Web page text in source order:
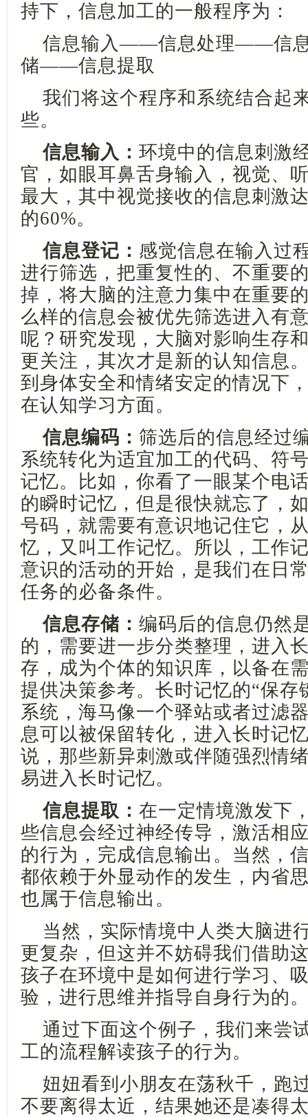
持下，信息加工的一般程序为：
信息输入——信息处理——信
储——信息提取
我们将这个程序和系统结合起
些。
信息输入： 环境中的信息刺激
官，如眼耳鼻舌身输入，视觉、
最大，其中视觉接收的信息刺激
的60%。
信息登记： 感觉信息在输入过
进行筛选，把重复性的、不重要
掉，将大脑的注意力集中在重要
么样的信息会被优先筛选进入有
呢？研究发现，大脑对影响生存
更关注，其次才是新的认知信息
到身体安全和情绪安定的情况下
在认知学习方面。
信息编码： 筛选后的信息经过
系统转化为适宜加工的代码、符
记忆。比如，你看了一眼某个电
的瞬时记忆，但是很快就忘了，
号码，就需要有意识地记住它，
忆，又叫工作记忆。所以，工作
意识的活动的开始，是我们在日
任务的必备条件。
信息存储： 编码后的信息仍然
的，需要进一步分类整理，进入
存，成为个体的知识库，以备在
提供决策参考。长时记忆的“保存
系统，海马像一个驿站或者过滤
息可以被保留转化，进入长时记
说，那些新异刺激或伴随强烈情
易进入长时记忆。
信息提取： 在一定情境激发下
些信息会经过神经传导，激活相
的行为，完成信息输出。当然，
都依赖于外显动作的发生，内省
也属于信息输出。
当然，实际情境中人类大脑进
更复杂，但这并不妨碍我们借助
孩子在环境中是如何进行学习、
验，进行思维并指导自身行为的
通过下面这个例子，我们来尝
工的流程解读孩子的行为。
妞妞看到小朋友在荡秋千，跑
不要离得太近，结果她还是凑得